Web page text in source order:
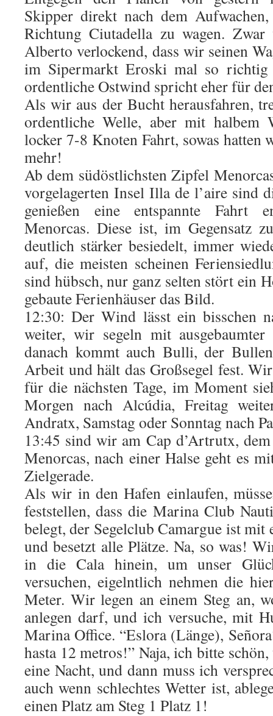
Skipper direkt nach dem
Richtung Ciutadella zu wagen.
Alberto verlockend, dass wir seinen
im Sipermarkt Eroski mal so richtig
ordentliche Ostwind spricht eher für
Als wir aus der Bucht herausfahren,
ordentliche Welle, aber mit halbem
locker 7-8 Knoten Fahrt, sowas hatten
mehr!
Ab dem südöstlichsten Zipfel
vorgelagerten Insel Illa de l’aire sind
genießen eine entspannte Fahrt
Menorcas. Diese ist, im Gegensatz
deutlich stärker besiedelt, immer
auf, die meisten scheinen
sind hübsch, nur ganz selten stört ein
gebaute Ferienhäuser das Bild.
12:30: Der Wind lässt ein bisschen
weiter, wir segeln mit ausgebaumter
danach kommt auch Bulli, der
Arbeit und hält das Großsegel fest.
für die nächsten Tage, im Moment
Morgen nach Alcúdia, Freitag
Andratx, Samstag oder Sonntag nach
13:45 sind wir am Cap d’Artrutx,
Menorcas, nach einer Halse geht es
Zielgerade.
Als wir in den Hafen einlaufen,
feststellen, dass die Marina Club
belegt, der Segelclub Camargue ist mit
und besetzt alle Plätze. Na, so was!
in die Cala hinein, um unser
versuchen, eigelntlich nehmen die
Meter. Wir legen an einem Steg an,
anlegen darf, und ich versuche, mit
Marina Office. “Eslora (Länge),
hasta 12 metros!” Naja, ich bitte
eine Nacht, und dann muss ich
auch wenn schlechtes Wetter ist,
einen Platz am Steg 1 Platz 1!